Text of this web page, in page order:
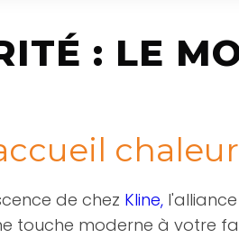
: LE
de chez Kline,
touche moderne à votre